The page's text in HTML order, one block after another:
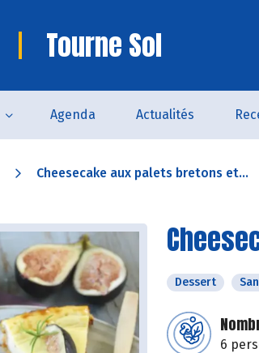
Tourne Sol
Agenda Actualités
Cheesecake aux palets bretons et...
Dessert
6